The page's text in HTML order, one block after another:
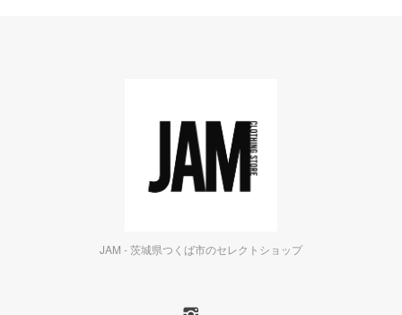
JAM - 茨城県つくば市のセレクトショップ